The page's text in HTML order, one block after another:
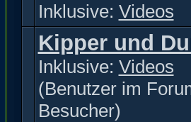
Inklusive: Videos
Kipper und
Inklusive: Videos
(Benutzer im
Besucher)